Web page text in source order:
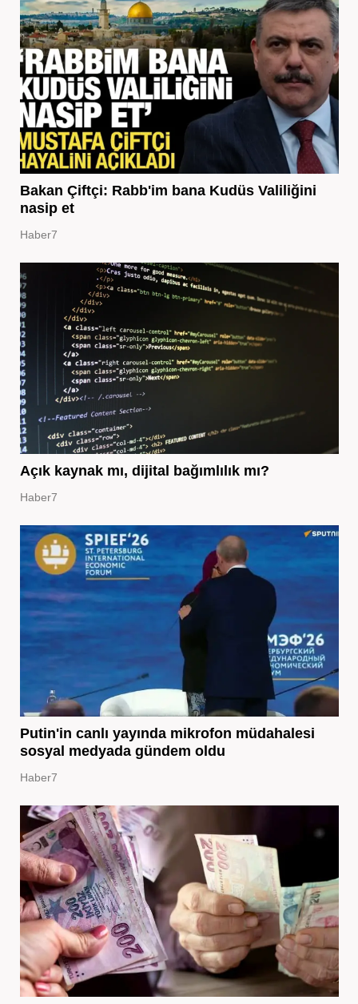
Bakan Çiftçi: Rabb'im bana Kudüs Valiliğini
nasip et
Haber7
Açık kaynak mı, dijital bağımlılık mı?
Haber7
Putin'in canlı yayında mikrofon müdahalesi
sosyal medyada gündem oldu
Haber7